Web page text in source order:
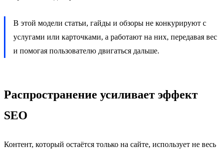
В этой модели статьи, гайды и обзоры не конкурируют с
услугами или карточками, а работают на них, передавая вес
и помогая пользователю двигаться дальше.
Распространение усиливает эффект
SEO
Контент, который остаётся только на сайте, использует не весь